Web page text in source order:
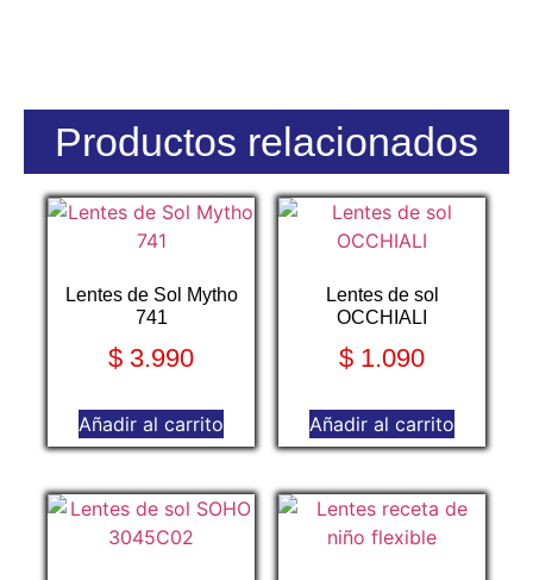
Productos relacionados
Lentes de Sol Mytho
741
$ 3.990
Añadir al carrito
Lentes de sol
OCCHIALI
$ 1.090
Añadir al carrito